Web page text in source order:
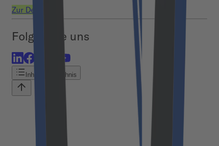
Zur Demo
Folgen Sie uns
Inhaltsverzeichnis